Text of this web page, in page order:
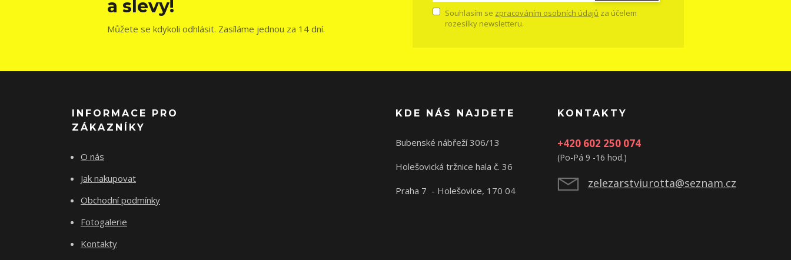
a slevy!
Můžete se kdykoli odhlásit. Zasíláme jednou za 14 dní.
Souhlasím se zpracováním osobních údajů za účelem
rozesílky newsletteru.
INFORMACE PRO
ZÁKAZNÍKY
O nás
Jak nakupovat
Obchodní podmínky
Fotogalerie
Kontakty
KDE NÁS NAJDETE
Bubenské nábřeží 306/13
Holešovická tržnice hala č. 36
Praha 7 - Holešovice, 170 04
KONTAKTY
+420 602 250 074
(Po-Pá 9 -16 hod.)
zelezarstviurotta@seznam.cz